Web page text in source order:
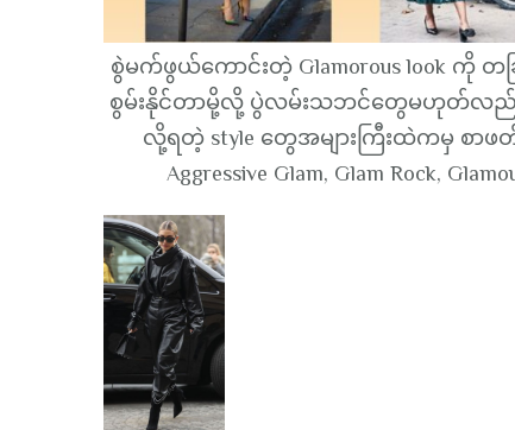
စွဲမက်ဖွယ်ကောင်းတဲ့ Glamorous look ကို တ
စွမ်းနိုင်တာမို့လို့ ပွဲလမ်းသဘင်တွေမဟုတ်လည်း
လို့ရတဲ့ style တွေအများကြီးထဲကမှ စာဖ
Aggressive Glam, Glam Rock,